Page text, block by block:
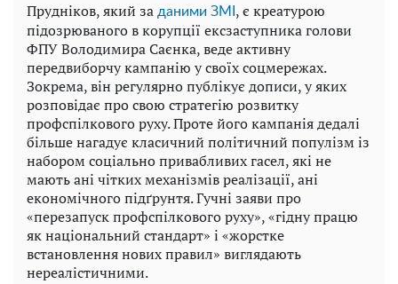
Прудніков, який за даними ЗМІ , є креатурою
підозрюваного в корупції ексзаступника голови
ФПУ Володимира Саєнка, веде активну
передвиборчу кампанію у своїх соцмережах.
Зокрема, він регулярно публікує дописи, у яких
розповідає про свою стратегію розвитку
профспілкового руху. Проте його кампанія дедалі
більше нагадує класичний політичний популізм із
набором соціально привабливих гасел, які не
мають ані чітких механізмів реалізації, ані
економічного підґрунтя. Гучні заяви про
«перезапуск профспілкового руху», «гідну працю
як національний стандарт» і «жорстке
встановлення нових правил» виглядають
нереалістичними.